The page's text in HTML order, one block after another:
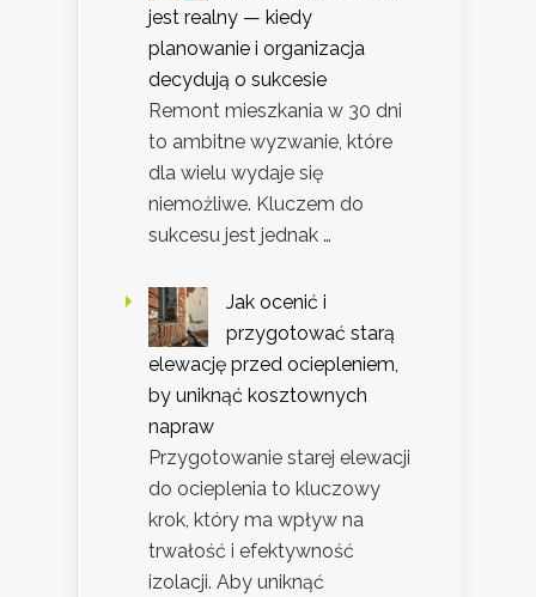
jest realny — kiedy
planowanie i organizacja
decydują o sukcesie
Remont mieszkania w 30 dni
to ambitne wyzwanie, które
dla wielu wydaje się
niemożliwe. Kluczem do
sukcesu jest jednak …
Jak ocenić i
przygotować starą
elewację przed ociepleniem,
by uniknąć kosztownych
napraw
Przygotowanie starej elewacji
do ocieplenia to kluczowy
krok, który ma wpływ na
trwałość i efektywność
izolacji. Aby uniknąć